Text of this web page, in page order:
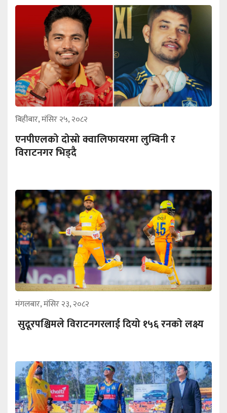
बिहीबार, मंसिर २५, २०८२
एनपीएलको दोस्रो क्वालिफायरमा लुम्बिनी र
विराटनगर भिड्दै
मंगलबार, मंसिर २३, २०८२
सुदूरपश्चिमले विराटनगरलाई दियो १५६ रनको लक्ष्य